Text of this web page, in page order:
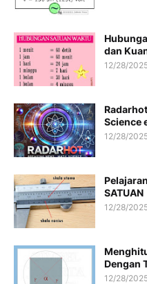
dan
12/28/
Science
12/28/
SATUAN
12/28/
Dengan
12/28/